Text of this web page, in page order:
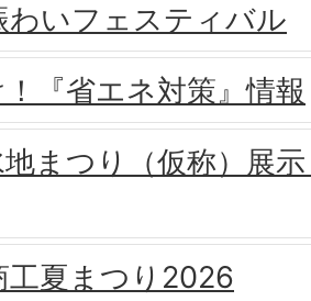
わいフェスティバル
『省エネ対策』情報
まつり（仮称）展
工夏まつり2026